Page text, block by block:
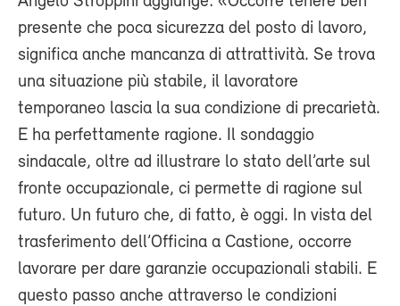
presente che poca sicurezza del posto di lavoro,
significa anche mancanza di attrattività. Se trova
una situazione più stabile, il lavoratore
temporaneo lascia la sua condizione di precarietà.
E ha perfettamente ragione. Il sondaggio
sindacale, oltre ad illustrare lo stato dell’arte sul
fronte occupazionale, ci permette di ragione sul
futuro. Un futuro che, di fatto, è oggi. In vista del
trasferimento dell’Officina a Castione, occorre
lavorare per dare garanzie occupazionali stabili. E
questo passo anche attraverso le condizioni